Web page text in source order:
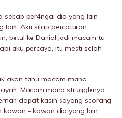
sebab per4ngai dia yang lain
lain. Aku silap percaturan.
betul ke Danial jadi macam tu
aku percaya, itu mesti salah
akan tahu macam mana
Macam mana struggIenya
dapat kasih sayang seorang
– kawan dia yang lain.